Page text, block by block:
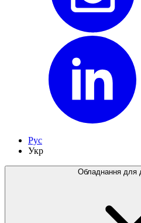
Рус
Укр
Обладнання для